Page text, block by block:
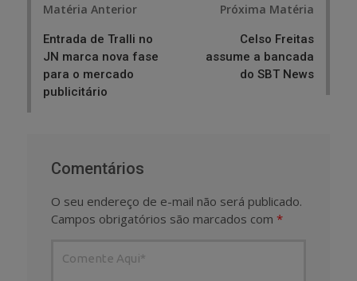
Matéria Anterior
Entrada de Tralli no
JN marca nova fase
para o mercado
publicitário
Próxima Matéria
Celso Freitas
assume a bancada
do SBT News
Comentários
O seu endereço de e-mail não será publicado.
Campos obrigatórios são marcados com *